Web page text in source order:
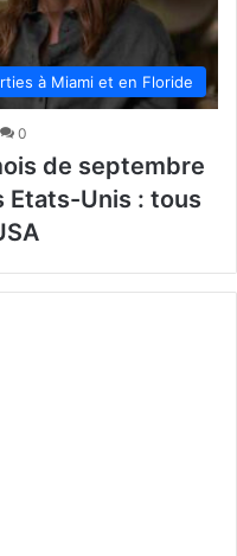
à Miami et en Floride
0
de septembre
Etats-Unis : tous